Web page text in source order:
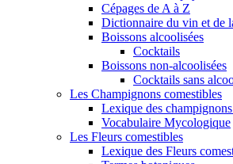
Cépages de A à Z
Dictionnaire du vin et de
Boissons alcoolisées
Cocktails
Boissons non-alcoolisées
Cocktails sans
Les Champignons comestibles
Lexique des
Vocabulaire Mycologique
Les Fleurs comestibles
Lexique des Fleurs